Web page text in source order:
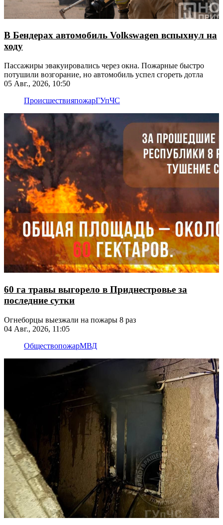
В Бендерах автомобиль Volkswagen вспыхнул на
ходу
Пассажиры эвакуировались через окна. Пожарные быстро
потушили возгорание, но автомобиль успел сгореть дотла
05 Авг., 2026, 10:50
ПроисшествияпожарГУпЧС
60 га травы выгорело в Приднестровье за
последние сутки
Огнеборцы выезжали на пожары 8 раз
04 Авг., 2026, 11:05
ОбществопожарМВД